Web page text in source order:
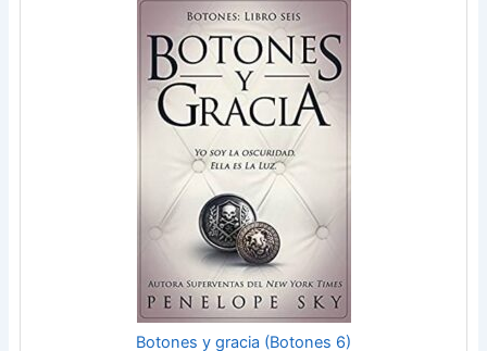
Botones y gracia (Botones 6)